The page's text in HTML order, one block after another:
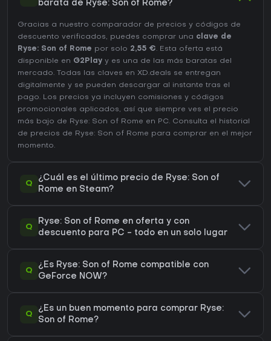
barata de Ryse: Son of Rome?
Gracias a nuestro comparador de precios y códigos de
descuento verificados, puedes comprar una clave de
Ryse: Son of Rome por solo 2,55 €. Esta oferta está
disponible en G2Play y es una de las más baratas del
mercado. Todas las claves en XD.deals se entregan
digitalmente y se pueden descargar al instante tras el
pago. Los precios ya incluyen comisiones y códigos
promocionales aplicados, así que siempre ves el precio
más bajo de Ryse: Son of Rome en PC. Consulta el
historial
de precios de Ryse: Son of Rome para comprar en el mejor
momento.
Q
¿Cuál es el último precio de Ryse: Son of
Rome en Steam?
Q
Ryse: Son of Rome en oferta y con
descuento para PC - todo en un solo lugar
Q
¿Es Ryse: Son of Rome compatible con
GeForce NOW?
Q
¿Es un buen momento para comprar Ryse:
Son of Rome?